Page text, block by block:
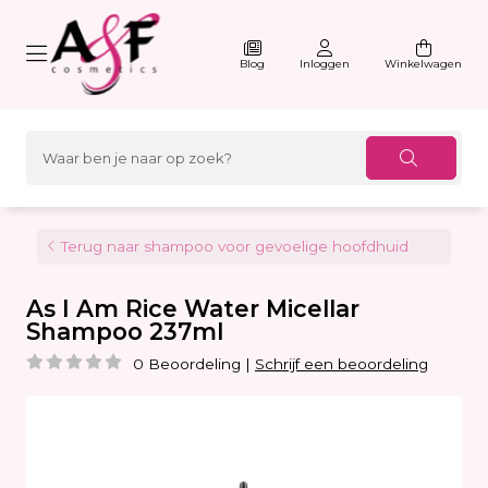
Blog Inloggen Winkelwagen
Terug naar shampoo voor gevoelige hoofdhuid
As I Am Rice Water Micellar
Shampoo 237ml
0 Beoordeling | Schrijf een beoordeling